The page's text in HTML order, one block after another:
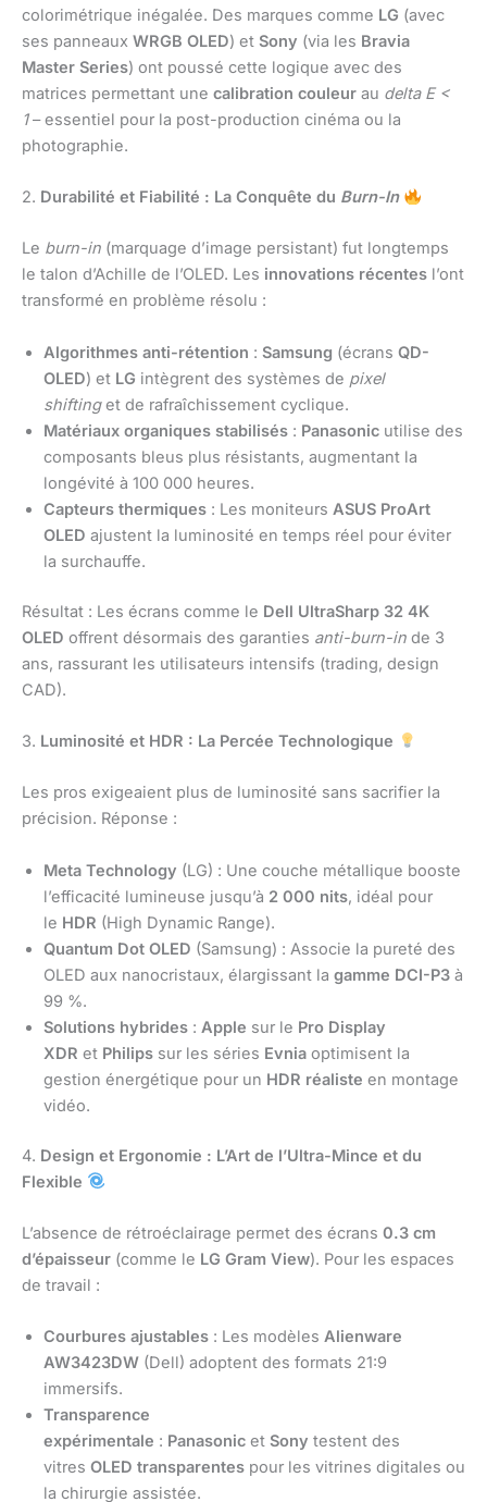
colorimétrique inégalée. Des marques comme LG (avec
ses panneaux WRGB OLED) et Sony (via les Bravia
Master Series) ont poussé cette logique avec des
matrices permettant une calibration couleur au delta E <
1– essentiel pour la post-production cinéma ou la
photographie.
2. Durabilité et Fiabilité : La Conquête du Burn-In
Le burn-in (marquage d’image persistant) fut longtemps
le talon d’Achille de l’OLED. Les innovations récentes l’ont
transformé en problème résolu :
Algorithmes anti-rétention : Samsung (écrans QD-
OLED) et LG intègrent des systèmes de pixel
shiftinget de rafraîchissement cyclique.
Matériaux organiques stabilisés : Panasonic utilise des
composants bleus plus résistants, augmentant la
longévité à 100 000 heures.
Capteurs thermiques : Les moniteurs ASUS ProArt
OLED ajustent la luminosité en temps réel pour éviter
la surchauffe.
Résultat : Les écrans comme le Dell UltraSharp 32 4K
OLED offrent désormais des garanties anti-burn-in de 3
ans, rassurant les utilisateurs intensifs (trading, design
CAD).
3. Luminosité et HDR : La Percée Technologique
Les pros exigeaient plus de luminosité sans sacrifier la
précision. Réponse :
Meta Technology (LG) : Une couche métallique booste
l’efficacité lumineuse jusqu’à 2 000 nits, idéal pour
le HDR (High Dynamic Range).
Quantum Dot OLED (Samsung) : Associe la pureté des
OLED aux nanocristaux, élargissant la gamme DCI-P3 à
99 %.
Solutions hybrides : Apple sur le Pro Display
XDR et Philips sur les séries Evnia optimisent la
gestion énergétique pour un HDR réaliste en montage
vidéo.
4. Design et Ergonomie : L’Art de l’Ultra-Mince et du
Flexible
L’absence de rétroéclairage permet des écrans 0.3 cm
d’épaisseur (comme le LG Gram View). Pour les espaces
de travail :
Courbures ajustables : Les modèles Alienware
AW3423DW (Dell) adoptent des formats 21:9
immersifs.
Transparence
expérimentale : Panasonic et Sony testent des
vitres OLED transparentes pour les vitrines digitales ou
la chirurgie assistée.